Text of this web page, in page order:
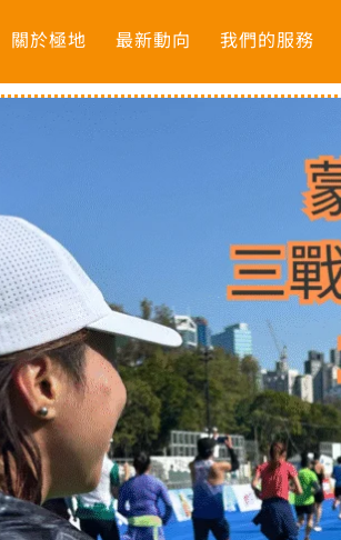
關於極地 最新動向 我們的服務